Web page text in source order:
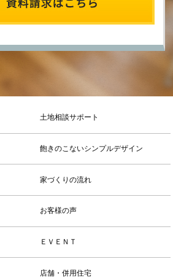
土地相談サポート
飽きのこないシンプルデザイン
家づくりの流れ
お客様の声
ＥＶＥＮＴ
店舗・併用住宅